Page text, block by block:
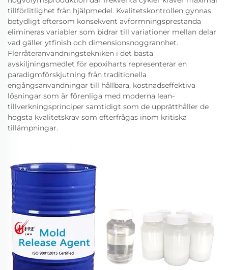
tillförlitlighet från hjälpmedel. Kvalitetskontrollen gynnas
betydligt eftersom konsekvent avformningsprestanda
elimineras variabler som bidrar till variationer mellan delar
vad gäller ytfinish och dimensionsnoggrannhet.
Flerråteranvändningstekniken i det bästa
avskiljningsmedlet för epoxiharts representerar en
paradigmförskjutning från traditionella
engångsanvändningar till hållbara, kostnadseffektiva
lösningar som är förenliga med moderna lean-
tillverkningsprinciper samtidigt som de upprätthåller de
högsta kvalitetskrav som efterfrågas inom kritiska
tillämpningar.